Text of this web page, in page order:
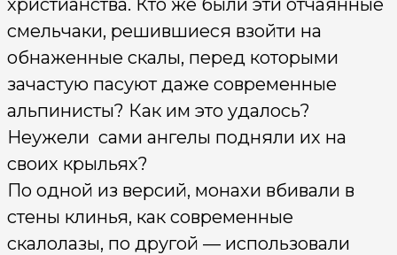
христианства. Кто же были эти отчаянные
смель­чаки, решившиеся взойти на
обнаженные скалы, перед которыми
зачастую пасуют даже современные
альпинисты? Как им это удалось?
Неужели сами ангелы подняли их на
своих крыльях?
По одной из версий, монахи вбивали в
стены клинья, как современные
скалолазы, по другой — использовали